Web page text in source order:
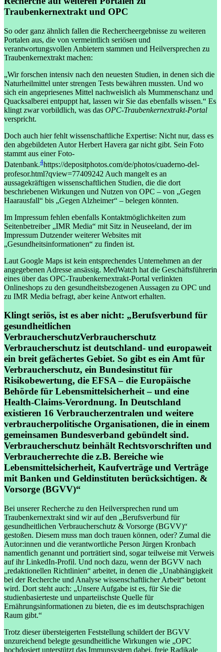
Traubenkernextrakt und OPC
So oder ganz ähnlich fallen die Rechercheergebnisse zu weiteren
Portalen aus, die von vermeintlich seriösen und
verantwortungsvollen Anbietern stammen und Heilversprechen zu
Traubenkernextrakt machen:
„Wir forschen intensiv nach den neuesten Studien, in denen sich die
Naturheilmittel unter strengen Tests bewähren mussten. Und wo
sich ein angepriesenes Mittel nachweislich als Mummenschanz und
Quacksalberei entpuppt hat, lassen wir Sie das ebenfalls wissen.“ Es
klingt zwar vorbildlich, was das OPC-Traubenkernextrakt-Portal
verspricht.
Doch auch hier fehlt wissenschaftliche Expertise: Nicht nur, dass es
den abgebildeten Autor Herbert Havera gar nicht gibt. Sein Foto
stammt aus einer Foto-
Datenbank.4https://depositphotos.com/de/photos/cuaderno-del-
profesor.html?qview=77409242 Auch mangelt es an
aussagekräftigen wissenschaftlichen Studien, die die dort
beschriebenen Wirkungen und Nutzen von OPC – von „Gegen
Haarausfall“ bis „Gegen Alzheimer“ – belegen könnten.
Im Impressum fehlen ebenfalls Kontaktmöglichkeiten zum
Seitenbetreiber „IMR Media“ mit Sitz in Neuseeland, der im
Impressum Dutzender weiterer Websites mit
„Gesundheitsinformationen“ zu finden ist.
Laut Google Maps ist kein entsprechendes Unternehmen an der
angegebenen Adresse ansässig. MedWatch hat die Geschäftsführerin
eines über das OPC-Traubenkernextrakt-Portal verlinkten
Onlineshops zu den gesundheitsbezogenen Aussagen zu OPC und
zu IMR Media befragt, aber keine Antwort erhalten.
Klingt seriös, ist es aber nicht: „Berufsverbund für
gesundheitlichen
VerbraucherschutzVerbraucherschutz
Verbraucherschutz ist deutschland- und europaweit
ein breit gefächertes Gebiet. So gibt es ein Amt für
Verbraucherschutz, ein Bundesinstitut für
Risikobewertung, die EFSA – die Europäische
Behörde für Lebensmittelsicherheit – und eine
Health-Claims-Verordnung. In Deutschland
existieren 16 Verbraucherzentralen und weitere
verbraucherpolitische Organisationen, die in einem
gemeinsamen Bundesverband gebündelt sind.
Verbraucherschutz beinhält Rechtsvorschriften und
Verbraucherrechte die z.B. Bereiche wie
Lebensmittelsicherheit, Kaufverträge und Verträge
mit Banken und Geldinstituten berücksichtigen. &
Vorsorge (BGVV)“
Bei unserer Recherche zu den Heilversprechen rund um
Traubenkernextrakt sind wir auf den „Berufsverbund für
gesundheitlichen Verbraucherschutz & Vorsorge (BGVV)“
gestoßen. Diesem muss man doch trauen können, oder? Zumal die
Autor:innen und die verantwortliche Person Jürgen Kronbach
namentlich genannt und porträtiert sind, sogar teilweise mit Verweis
auf ihr LinkedIn-Profil. Und noch dazu, wenn der BGVV nach
„redaktionellen Richtlinien“ arbeitet, in denen die „Unabhängigkeit
bei der Recherche und Analyse wissenschaftlicher Arbeit“ betont
wird. Dort steht auch: „Unsere Aufgabe ist es, für Sie die
studienbasierteste und unparteiischste Quelle für
Ernährungsinformationen zu bieten, die es im deutschsprachigen
Raum gibt.“
Trotz dieser übersteigerten Feststellung schildert der BGVV
unzureichend belegte gesundheitliche Wirkungen wie „OPC
hochdosiert unterstützt das Immunsystem dabei, freie Radikale